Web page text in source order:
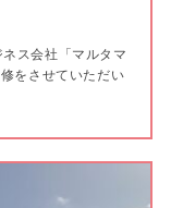
ス会社「マルタマ
をさせていただい